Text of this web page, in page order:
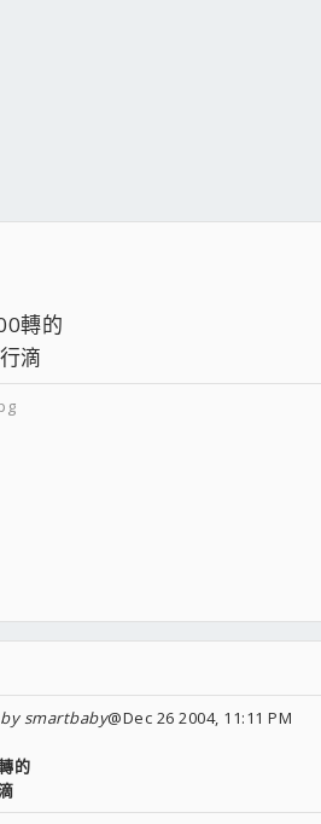
轉的
滴
smartbaby@Dec 26 2004, 11:11 PM
的